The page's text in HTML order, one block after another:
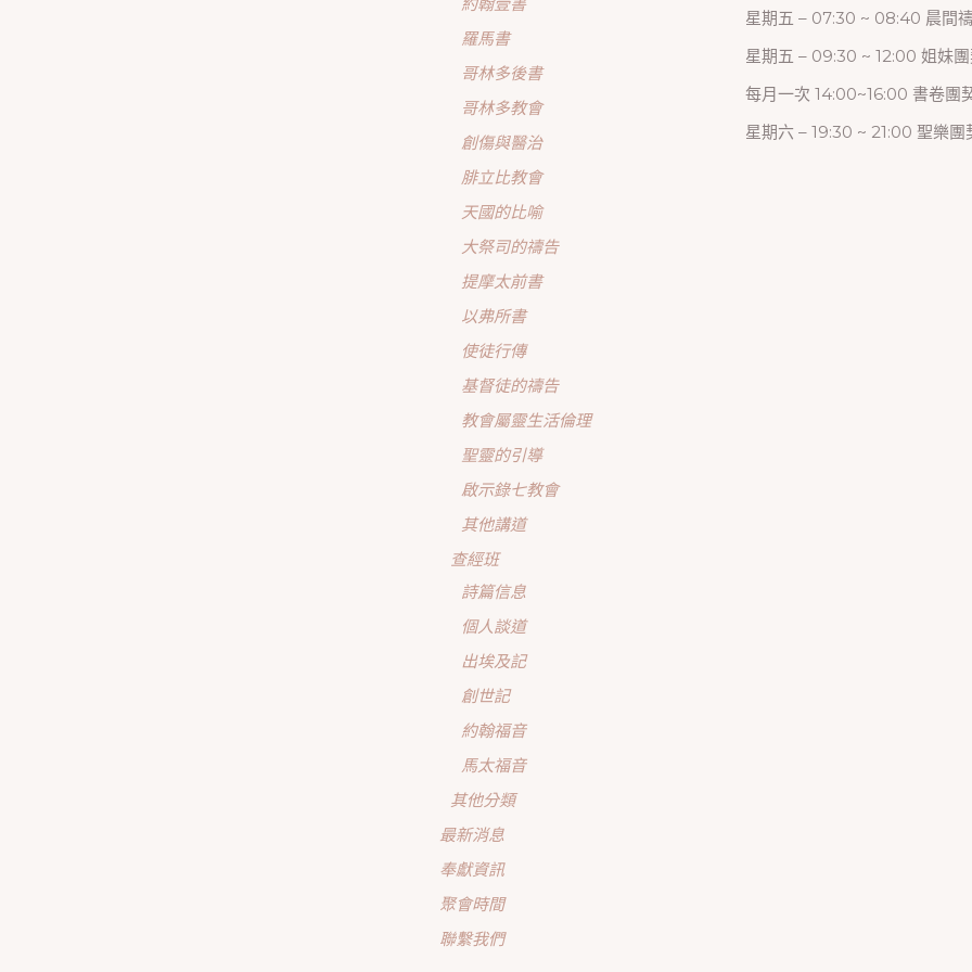
羅馬書
哥林多後書
哥林多教會
創傷與醫治
腓立比教會
天國的比喻
大祭司的禱告
提摩太前書
以弗所書
使徒行傳
基督徒的禱告
教會屬靈生活倫理
聖靈的引導
啟示錄七教會
其他講道
查經班
詩篇信息
個人談道
出埃及記
創世記
約翰福音
馬太福音
其他分類
最新消息
奉獻資訊
聚會時間
聯繫我們
星期五 – 07:30 ~ 08:40 晨間
星期五 – 09:30 ~ 12:00 姐妹
每月一次 14:00~16:00 書卷團
星期六 – 19:30 ~ 21:00 聖樂團